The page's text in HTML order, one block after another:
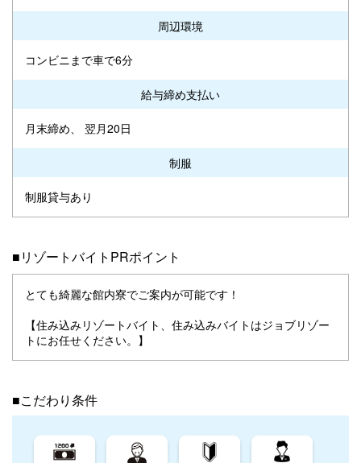
周辺環境
コンビニまで車で6分
給与締め支払い
月末締め、 翌月20日
制服
制服貸与あり
■リゾートバイトPRポイント
とても綺麗な館内寮でご案内が可能です！
【住み込みリゾートバイト、住み込みバイトはジョブリゾー
トにお任せください。】
■こだわり条件